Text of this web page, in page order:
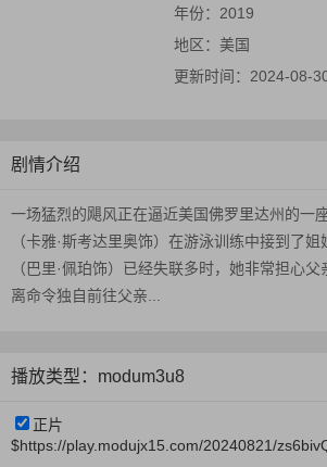
年份： 2019
地区： 美国
更新时间： 2024-08-
剧情介绍
一场猛烈的飓风正在逼近美国佛罗里达州的一
（卡雅·斯考达里奥饰）在游泳训练中接到了
（巴里·佩珀饰）已经失联多时，她非常担心
离命令独自前往父亲...
播放类型：modum3u8
正片
$https://play.modujx15.com/20240821/